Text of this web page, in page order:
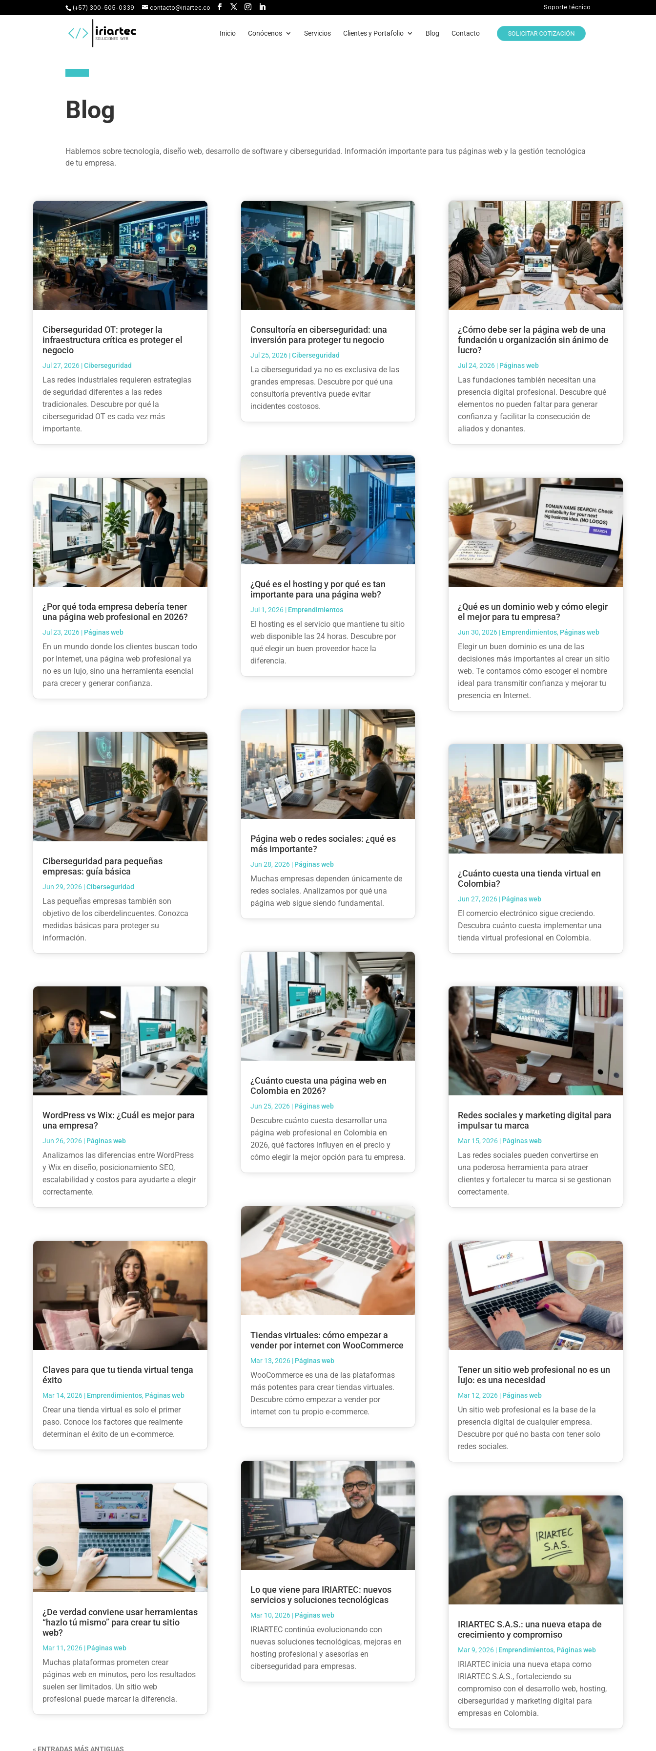
(+57) 300-505-0339 contacto@iriartec.co Soporte técnico
Inicio Conócenos Servicios Clientes y Portafolio Blog Contacto SOLICITAR COTIZACIÓN
Blog
Hablemos sobre tecnología, diseño web, desarrollo de software y ciberseguridad. Información importante para tus páginas web y la gestión tecnológica
de tu empresa.
Ciberseguridad OT: proteger la
infraestructura crítica es proteger el
negocio
Jul 27, 2026 |Ciberseguridad
Las redes industriales requieren estrategias
de seguridad diferentes a las redes
tradicionales. Descubre por qué la
ciberseguridad OT es cada vez más
importante.
¿Por qué toda empresa debería tener
una página web profesional en 2026?
Jul 23, 2026 | Páginas web
En un mundo donde los clientes buscan todo
por Internet, una página web profesional ya
no es un lujo, sino una herramienta esencial
para crecer y generar confianza.
Ciberseguridad para pequeñas
empresas: guía básica
Jun 29, 2026 |Ciberseguridad
Las pequeñas empresas también son
objetivo de los ciberdelincuentes. Conozca
medidas básicas para proteger su
información.
WordPress vs Wix: ¿Cuál es mejor para
una empresa?
Jun 26, 2026 | Páginas web
Analizamos las diferencias entre WordPress
y Wix en diseño, posicionamiento SEO,
escalabilidad y costos para ayudarte a elegir
correctamente.
Claves para que tu tienda virtual tenga
éxito
Mar 14, 2026 | Emprendimientos, Páginas web
Crear una tienda virtual es solo el primer
paso. Conoce los factores que realmente
determinan el éxito de un e-commerce.
¿De verdad conviene usar herramientas
“hazlo tú mismo” para crear tu sitio
web?
Mar 11, 2026 | Páginas web
Muchas plataformas prometen crear
páginas web en minutos, pero los resultados
suelen ser limitados. Un sitio web
profesional puede marcar la diferencia.
Consultoría en ciberseguridad: una
inversión para proteger tu negocio
Jul 25, 2026|Ciberseguridad
La ciberseguridad ya no es exclusiva de las
grandes empresas. Descubre por qué una
consultoría preventiva puede evitar
incidentes costosos.
¿Qué es el hosting y por qué es tan
importante para una página web?
Jul 1, 2026| Emprendimientos
El hosting es el servicio que mantiene tu sitio
web disponible las 24 horas. Descubre por
qué elegir un buen proveedor hace la
diferencia.
Página web o redes sociales: ¿qué es
más importante?
Jun 28, 2026| Páginas web
Muchas empresas dependen únicamente de
redes sociales. Analizamos por qué una
página web sigue siendo fundamental.
¿Cuánto cuesta una página web en
Colombia en 2026?
Jun 25, 2026| Páginas web
Descubre cuánto cuesta desarrollar una
página web profesional en Colombia en
2026, qué factores influyen en el precio y
cómo elegir la mejor opción para tu empresa.
Tiendas virtuales: cómo empezar a
vender por internet con WooCommerce
Mar 13, 2026| Páginas web
WooCommerce es una de las plataformas
más potentes para crear tiendas virtuales.
Descubre cómo empezar a vender por
internet con tu propio e-commerce.
Lo que viene para IRIARTEC: nuevos
servicios y soluciones tecnológicas
Mar 10, 2026| Páginas web
IRIARTEC continúa evolucionando con
nuevas soluciones tecnológicas, mejoras en
hosting profesional y asesorías en
ciberseguridad para empresas.
¿Cómo debe ser la página web de una
fundación u organización sin ánimo de
lucro?
Jul 24, 2026| Páginas web
Las fundaciones también necesitan una
presencia digital profesional. Descubre qué
elementos no pueden faltar para generar
confianza y facilitar la consecución de
aliados y donantes.
¿Qué es un dominio web y cómo elegir
el mejor para tu empresa?
Jun 30, 2026| Emprendimientos, Páginas web
Elegir un buen dominio es una de las
decisiones más importantes al crear un sitio
web. Te contamos cómo escoger el nombre
ideal para transmitir confianza y mejorar tu
presencia en Internet.
¿Cuánto cuesta una tienda virtual en
Colombia?
Jun 27, 2026| Páginas web
El comercio electrónico sigue creciendo.
Descubra cuánto cuesta implementar una
tienda virtual profesional en Colombia.
Redes sociales y marketing digital para
impulsar tu marca
Mar 15, 2026| Páginas web
Las redes sociales pueden convertirse en
una poderosa herramienta para atraer
clientes y fortalecer tu marca si se gestionan
correctamente.
Tener un sitio web profesional no es un
lujo: es una necesidad
Mar 12, 2026| Páginas web
Un sitio web profesional es la base de la
presencia digital de cualquier empresa.
Descubre por qué no basta con tener solo
redes sociales.
IRIARTEC S.A.S.: una nueva etapa de
crecimiento y compromiso
Mar 9, 2026| Emprendimientos, Páginas web
IRIARTEC inicia una nueva etapa como
IRIARTEC S.A.S., fortaleciendo su
compromiso con el desarrollo web, hosting,
ciberseguridad y marketing digital para
empresas en Colombia.
« ENTRADAS MÁS ANTIGUAS